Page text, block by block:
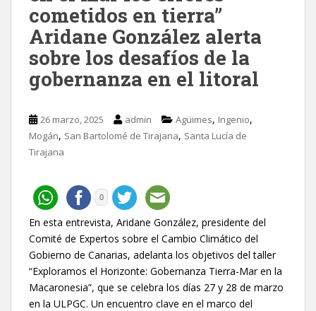
cometidos en tierra”
Aridane González alerta
sobre los desafíos de la
gobernanza en el litoral
26 marzo, 2025 admin Agüimes, Ingenio,
Mogán, San Bartolomé de Tirajana, Santa Lucía de
Tirajana
0
En esta entrevista, Aridane González, presidente del
Comité de Expertos sobre el Cambio Climático del
Gobierno de Canarias, adelanta los objetivos del taller
“Exploramos el Horizonte: Gobernanza Tierra-Mar en la
Macaronesia”, que se celebra los días 27 y 28 de marzo
en la ULPGC. Un encuentro clave en el marco del